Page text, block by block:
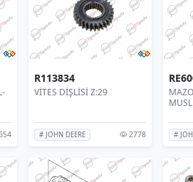
R113834
VİTES DİŞLİSİ Z:29
# JOHN DEERE 2778 #